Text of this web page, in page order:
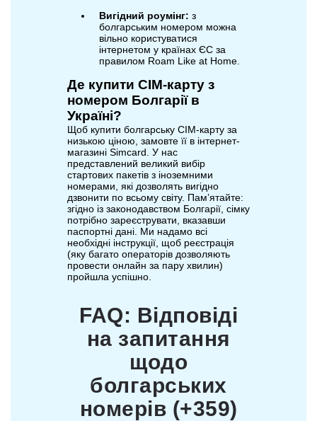
Вигідний роумінг: з
болгарським номером можна
вільно користуватися
інтернетом у країнах ЄС за
правилом Roam Like at Home.
Де купити СІМ-карту з
номером Болгарії в
Україні?
Щоб купити болгарську СІМ-карту за
низькою ціною, замовте її в інтернет-
магазині Simcard. У нас
представлений великий вибір
стартових пакетів з іноземними
номерами, які дозволять вигідно
дзвонити по всьому світу. Пам’ятайте:
згідно із законодавством Болгарії, сімку
потрібно зареєструвати, вказавши
паспортні дані. Ми надамо всі
необхідні інструкції, щоб реєстрація
(яку багато операторів дозволяють
провести онлайн за пару хвилин)
пройшла успішно.
FAQ: Відповіді
на запитання
щодо
болгарських
номерів (+359)